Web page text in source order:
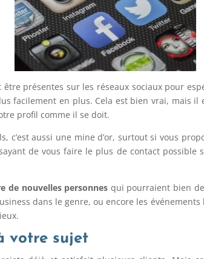
présentes sur les réseaux sociaux pour
facilement en plus. Cela est bien vrai, mais il
profil comme il se doit.
c’est aussi une mine d’or, surtout si vous
de vous faire le plus de contact possible
de nouvelles personnes qui pourraient bien
dans le genre, ou encore les
votre sujet